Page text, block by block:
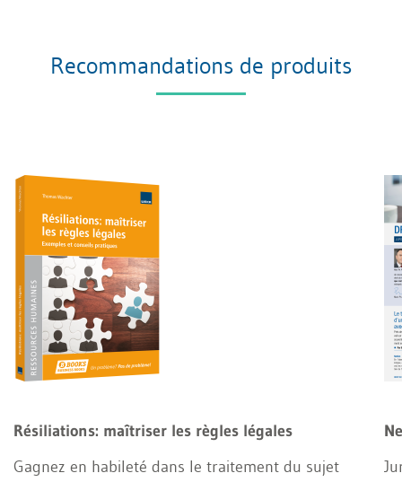
Recommandations de produits
Résiliations: maîtriser les règles légales
Gagnez en habileté dans le traitement du sujet